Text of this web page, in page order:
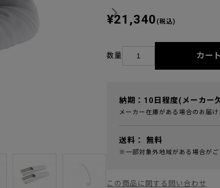
¥21,340 (税込)
数量 カー
納期：10日程度(メーカー
メーカー在庫がある場合のお届
送料： 無料
※一部対象外地域がある場合がご
この商品に関する問い合わせ